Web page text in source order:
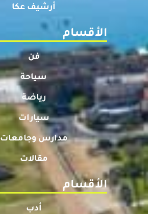
أرشيف عكا
الأقسام
فن
سياحة
رياضة
سيارات
مدارس وجامعات
مقالات
الأقسام
أدب